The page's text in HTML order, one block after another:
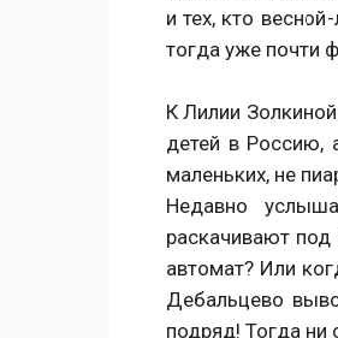
и тех, кто
тогда уже почти
К Лилии
детей в Россию,
маленьких, не
Недавно
раскачивают
автомат? Или
Дебальцево
подряд! Тогда ни